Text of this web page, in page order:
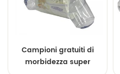
Campioni gratuiti di
morbidezza super